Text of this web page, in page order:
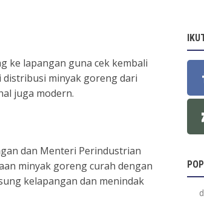
ke lapangan guna cek kembali
minyak goreng dari
juga modern.
dan Menteri Perindustrian
minyak goreng curah dengan
kelapangan dan menindak